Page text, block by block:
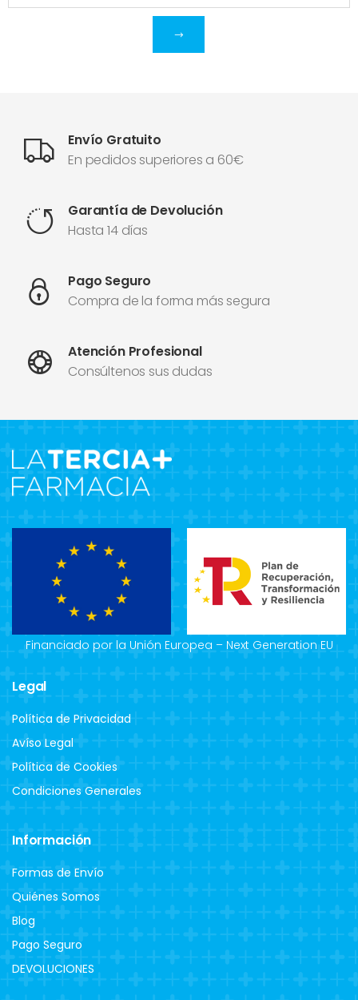
Envío Gratuito
En pedidos superiores a 60€
Garantía de Devolución
Hasta 14 días
Pago Seguro
Compra de la forma más segura
Atención Profesional
Consúltenos sus dudas
Financiado por la Unión Europea – Next Generation EU
Legal
Política de Privacidad
Avíso Legal
Política de Cookies
Condiciones Generales
Información
Formas de Envío
Quiénes Somos
Blog
Pago Seguro
DEVOLUCIONES